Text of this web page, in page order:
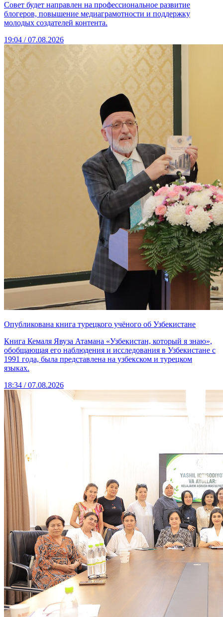
Совет будет направлен на профессиональное развитие
блогеров, повышение медиаграмотности и поддержку
молодых создателей контента.
19:04 / 07.08.2026
Опубликована книга турецкого учёного об Узбекистане
Книга Кемаля Явуза Атамана «Узбекистан, который я знаю»,
обобщающая его наблюдения и исследования в Узбекистане с
1991 года, была представлена на узбекском и турецком
языках.
18:34 / 07.08.2026